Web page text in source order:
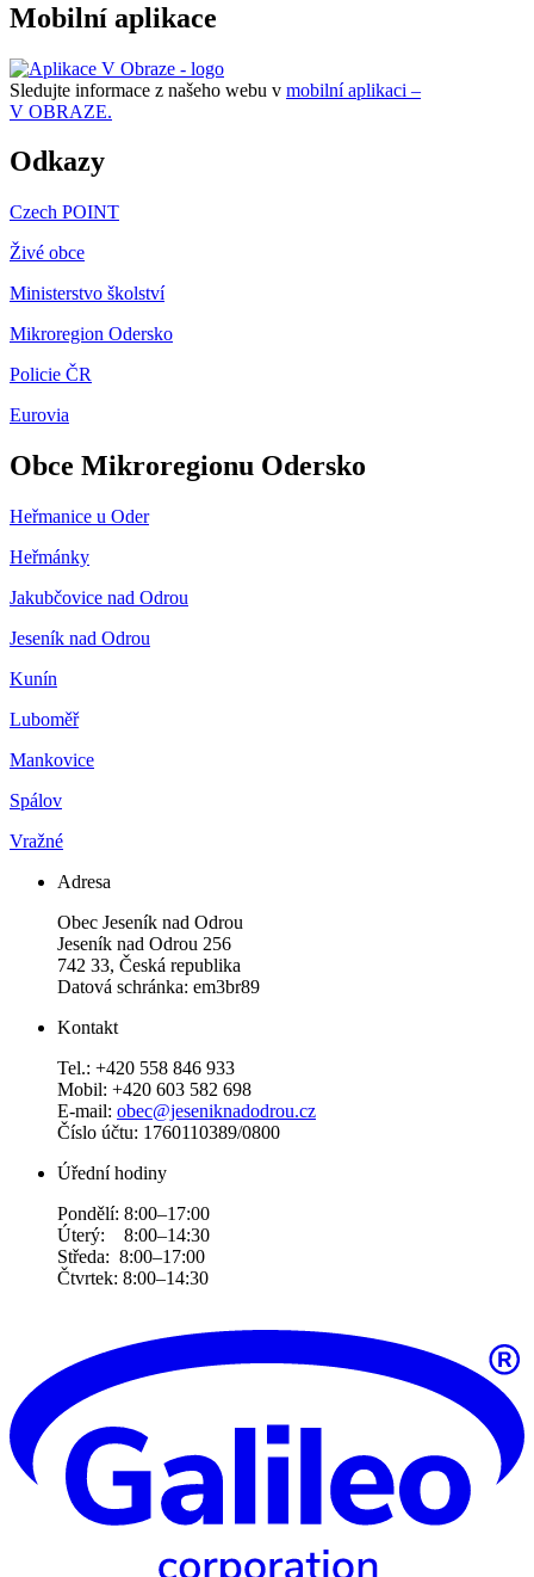
Mobilní aplikace
Sledujte informace z našeho webu v mobilní aplikaci –
V OBRAZE.
Odkazy
Czech POINT
Živé obce
Ministerstvo školství
Mikroregion Odersko
Policie ČR
Eurovia
Obce Mikroregionu Odersko
Heřmanice u Oder
Heřmánky
Jakubčovice nad Odrou
Jeseník nad Odrou
Kunín
Luboměř
Mankovice
Spálov
Vražné
Adresa
Obec Jeseník nad Odrou
Jeseník nad Odrou 256
742 33, Česká republika
Datová schránka: em3br89
Kontakt
Tel.: +420 558 846 933
Mobil: +420 603 582 698
E-mail: obec@jeseniknadodrou.cz
Číslo účtu: 1760110389/0800
Úřední hodiny
Pondělí: 8:00–17:00
Úterý: 8:00–14:30
Středa: 8:00–17:00
Čtvrtek: 8:00–14:30